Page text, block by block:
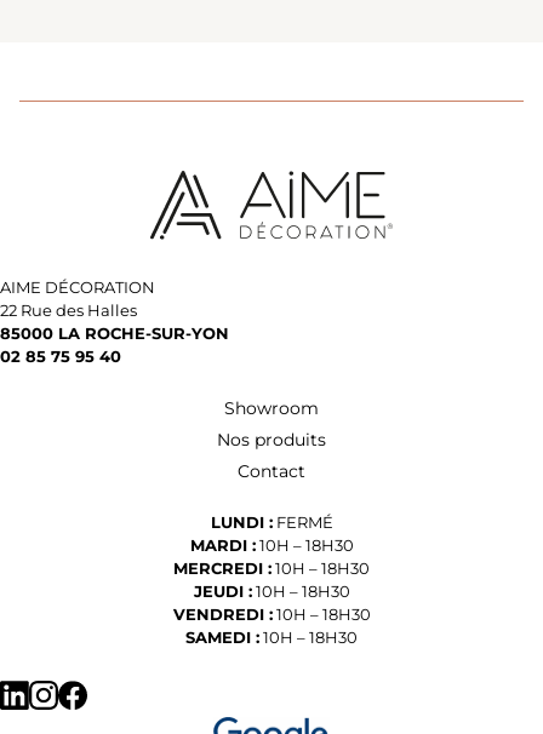
AIME DÉCORATION
22 Rue des Halles
85000 LA ROCHE-SUR-YON
02 85 75 95 40
Showroom
Nos produits
Contact
LUNDI :FERMÉ
MARDI :10H – 18H30
MERCREDI : 10H – 18H30
JEUDI :10H – 18H30
VENDREDI :10H – 18H30
SAMEDI : 10H – 18H30